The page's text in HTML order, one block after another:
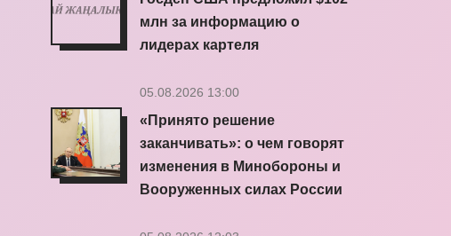
млн за информацию о
лидерах картеля
05.08.2026 13:00
«Принято решение
заканчивать»: о чем говорят
изменения в Минобороны и
Вооруженных силах России